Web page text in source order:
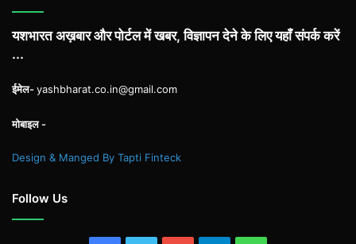
यशभारत अख़बार और पोर्टल में खबर, विज्ञापन देने के लिए यहाँ संपर्क करें
...
ईमेल-yashbharat.co.in@gmail.com
मोबाइल -
Design & Manged By Tapti Finteck
Follow Us